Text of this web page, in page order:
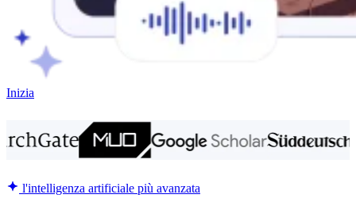
Inizia
l'intelligenza artificiale più avanzata